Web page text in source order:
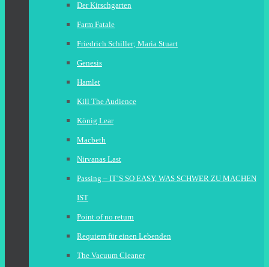
Der Kirschgarten
Farm Fatale
Friedrich Schiller; Maria Stuart
Genesis
Hamlet
Kill The Audience
König Lear
Macbeth
Nirvanas Last
Passing – IT’S SO EASY, WAS SCHWER ZU MACHEN
IST
Point of no return
Requiem für einen Lebenden
The Vacuum Cleaner